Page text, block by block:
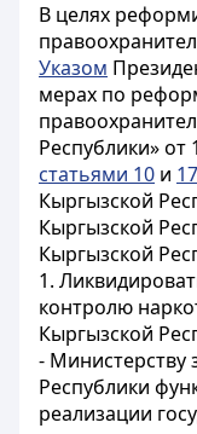
В целях
Указом
мерах по
Республики»
статьями 10 и 17
Кыргызской
Кыргызской
Кыргызской
1.
контролю
Кыргызской
- Министерству
Республики
реализации